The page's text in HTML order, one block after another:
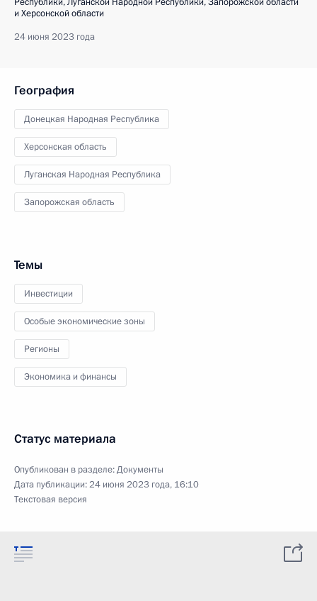
и Херсонской области
24 июня 2023 года
География
Донецкая Народная Республика
Херсонская область
Луганская Народная Республика
Запорожская область
Темы
Инвестиции
Особые экономические зоны
Регионы
Экономика и финансы
Статус материала
Опубликован в разделе:Документы
Дата публикации:24 июня 2023 года, 16:10
Текстовая версия